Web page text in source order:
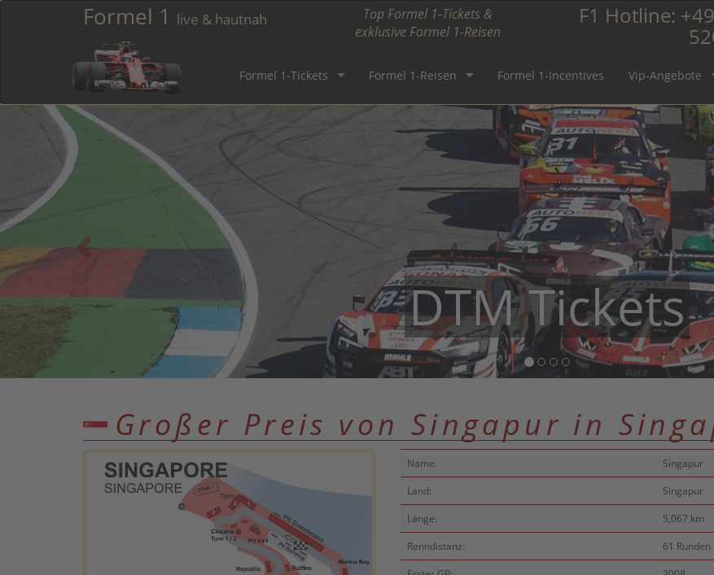
Formel 1 live & hautnah
Top Formel 1-Tickets &
exklusive Formel 1-Reisen
F1 Hotline:
Formel 1-Tickets Formel 1-Reisen Formel 1-Incentives Vip-Angebote
DTM Tickets
Formel 1
Großer Preis von Singapur in
Name:
Singapur
Land:
Singapur
Länge:
5,067 km
Renndistanz:
61